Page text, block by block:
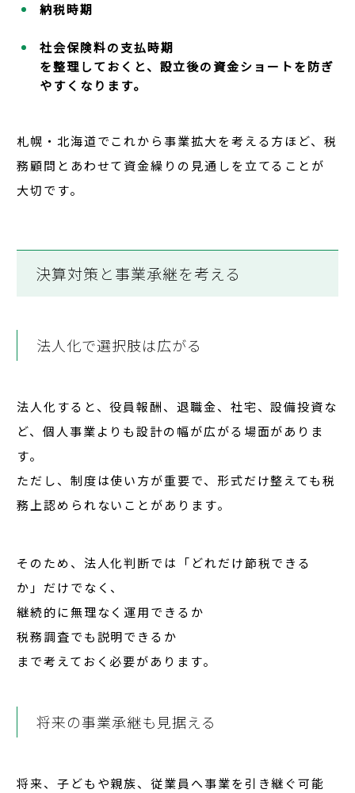
納税時期
社会保険料の支払時期
を整理しておくと、設立後の資金ショートを防ぎ
やすくなります。
札幌・北海道でこれから事業拡大を考える方ほど、税
務顧問とあわせて資金繰りの見通しを立てること が
大切です。
決算対策と事業承継を考える
法人化で選択肢は広がる
法人化すると、役員報酬、退職金、社宅、設備投資な
ど、個人事業よりも設計の幅が広がる場面がありま
す。
ただし、制度は使い方が重要で、形式だけ整えても税
務上認められないことがあります。
そのため、法人化判断では「どれだけ節税できる
か」だけでなく、
継続的に無理なく運用できるか
税務調査でも説明できるか
まで考えておく必要があります。
将来の事業承継も見据える
将来、子どもや親族、従業員へ事業を引き継ぐ可能